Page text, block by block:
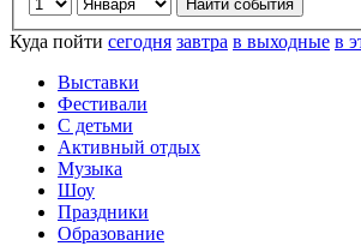
Куда пойти сегодня завтра в выходные в
Выставки
Фестивали
С детьми
Активный отдых
Музыка
Шоу
Праздники
Образование